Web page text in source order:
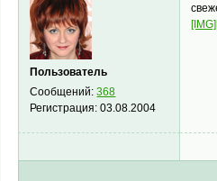
Пользователь
Сообщений:368
Регистрация:03.08.2004